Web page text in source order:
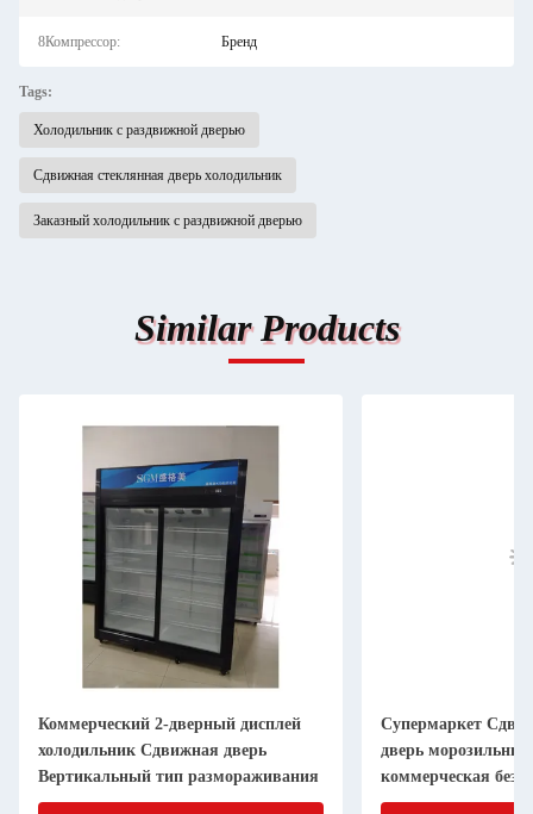
8Компрессор: Бренд
Tags:
Холодильник с раздвижной дверью
Сдвижная стеклянная дверь холодильник
Заказный холодильник с раздвижной дверью
Similar Products
Коммерческий 2-дверный дисплей
холодильник Сдвижная дверь
Вертикальный тип размораживания
Супермаркет
дверь
коммерческая